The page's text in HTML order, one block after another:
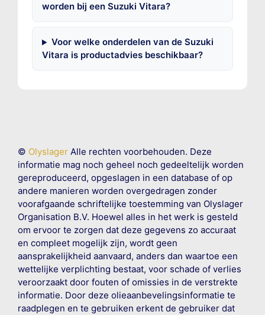
worden bij een Suzuki Vitara?
Voor welke onderdelen van de Suzuki
Vitara is productadvies beschikbaar?
© OlyslagerAlle rechten voorbehouden. Deze
informatie mag noch geheel noch gedeeltelijk worden
gereproduceerd, opgeslagen in een database of op
andere manieren worden overgedragen zonder
voorafgaande schriftelijke toestemming van Olyslager
Organisation B.V. Hoewel alles in het werk is gesteld
om ervoor te zorgen dat deze gegevens zo accuraat
en compleet mogelijk zijn, wordt geen
aansprakelijkheid aanvaard, anders dan waartoe een
wettelijke verplichting bestaat, voor schade of verlies
veroorzaakt door fouten of omissies in de verstrekte
informatie. Door deze olieaanbevelingsinformatie te
raadplegen en te gebruiken erkent de gebruiker dat